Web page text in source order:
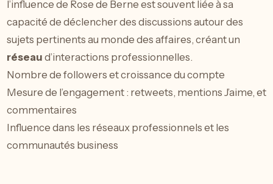
l’influence de Rose de Berne est souvent liée à sa
capacité de déclencher des discussions autour des
sujets pertinents au monde des affaires, créant un
réseau d’interactions professionnelles.
Nombre de followers et croissance du compte
Mesure de l’engagement : retweets, mentions J’aime, et
commentaires
Influence dans les réseaux professionnels et les
communautés business